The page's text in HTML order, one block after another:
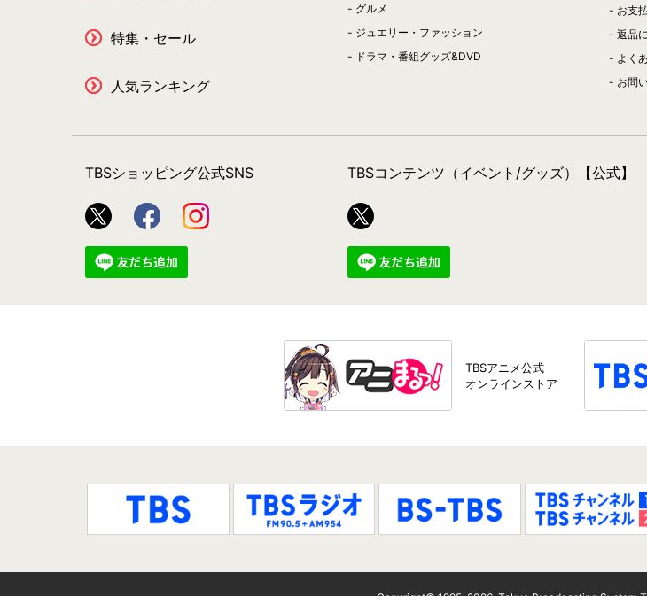
特集・セール
人気ランキング
グルメ
ジュエリー・ファッション
ドラマ・番組グッズ&DVD
お支
返品
よく
お問
TBSショッピング公式SNS TBSコンテンツ（イベント/グッズ）【公式】
TBSアニメ公式
オンラインストア